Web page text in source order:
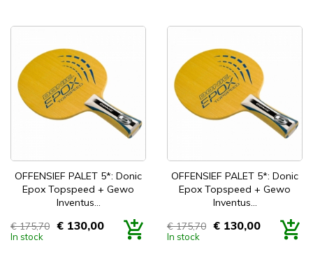
OFFENSIEF PALET 5*: Donic
Epox Topspeed + Gewo
Inventus...
Prijs
€ 175,70 € 130,00
In stock
OFFENSIEF PALET 5*: Donic
Epox Topspeed + Gewo
Inventus...
Prijs
€ 175,70 € 130,00
In stock